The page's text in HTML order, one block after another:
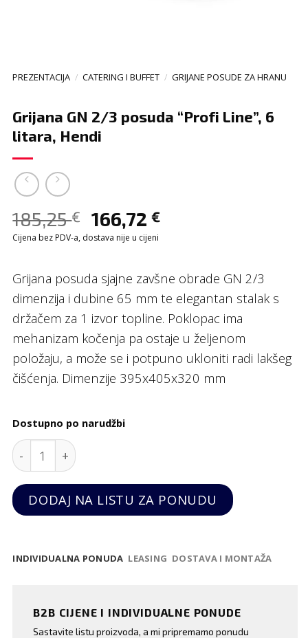
PREZENTACIJA / CATERING I BUFFET / GRIJANE POSUDE ZA HRANU
Grijana GN 2/3 posuda “Profi Line”, 6
litara, Hendi
185,25€ 166,72 €
Cijena bez PDV-a, dostava nije u cijeni
Grijana posuda sjajne zavšne obrade GN 2/3
dimenzija i dubine 65 mm te elegantan stalak s
držačem za 1 izvor topline. Poklopac ima
mehanizam kočenja pa ostaje u željenom
položaju, a može se i potpuno ukloniti radi lakšeg
čišćenja. Dimenzije 395x405x320 mm
Dostupno po narudžbi
Grijana GN 2/3 posuda "Profi Line", 6 litara, Hendi
DODAJ NA LISTU ZA PONUDU
INDIVIDUALNA PONUDA LEASING DOSTAVA I MONTAŽA
B2B CIJENE I INDIVIDUALNE PONUDE
Sastavite listu proizvoda, a mi pripremamo ponudu